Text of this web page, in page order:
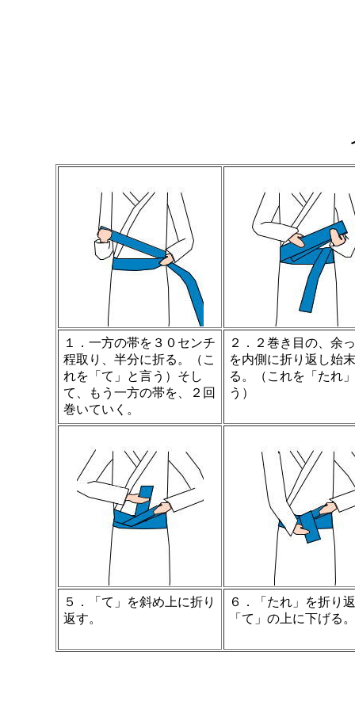
１．一方の帯を３０センチ
程取り、半分に折る。（こ
れを「て」と言う）そし
て、もう一方の帯を、２回
巻いていく。
２．２巻き目の、余
を内側に折り返し始
る。（これを「たれ
う）
５．「て」を斜め上に折り
返す。
６．「たれ」を折り
「て」の上に下げる。